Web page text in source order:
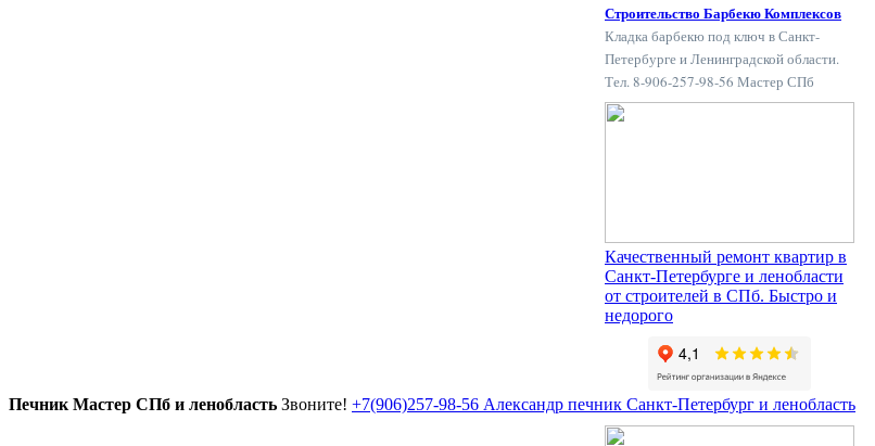
Строительство Барбекю Комплексов
Кладка барбекю под ключ в Санкт-
Петербурге и Ленинградской области.
Тел. 8-906-257-98-56 Мастер СПб
Качественный ремонт квартир в
Санкт-Петербурге и ленобласти
от строителей в СПб. Быстро и
недорого
Печник Мастер СПб и ленобласть Звоните! +7(906)257-98-56 Александр печник Санкт-Петербург и ленобласть